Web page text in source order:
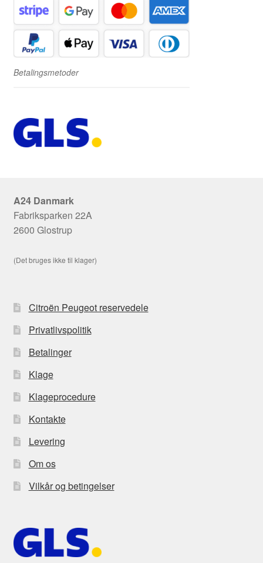
Betalingsmetoder
A24 Danmark
Fabriksparken 22A
2600 Glostrup
(Det bruges ikke til klager)
Citroën Peugeot reservedele
Privatlivspolitik
Betalinger
Klage
Klageprocedure
Kontakte
Levering
Om os
Vilkår og betingelser